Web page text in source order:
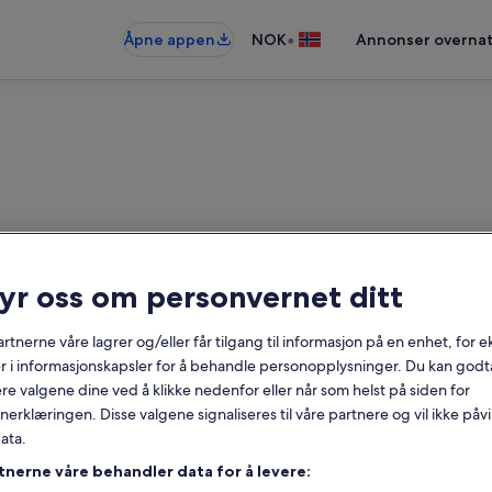
Åpne appen
NOK• Annonser
Moranding: pensjonater
– oppgi datoer for å se
oss om personvernet ditt
våre lagrer og/eller får tilgang til informasjon på en enhet, for
i informasjonskapsler for å behandle personopplysninger. Du kan
valgene dine ved å klikke nedenfor eller når som helst på siden for
Disse valgene signaliseres til våre partnere og vil ikke
våre behandler data for å levere: